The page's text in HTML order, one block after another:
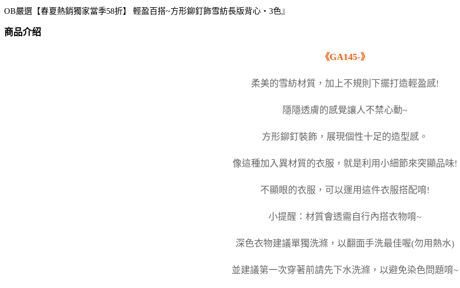
OB嚴選【春夏熱銷獨家當季58折】 輕盈百搭~方形鉚釘飾雪紡長版背心‧3色』
商品介绍
《GA145-》
柔美的雪紡材質，加上不規則下擺打造輕盈感!
隱隱透膚的感覺讓人不禁心動~
方形鉚釘裝飾，展現個性十足的造型感。
像這種加入異材質的衣服，就是利用小細節來突顯品味!
不顯眼的衣服，可以運用這件衣服搭配唷!
小提醒：材質會透需自行內搭衣物唷~
深色衣物建議單獨洗滌，以翻面手洗最佳喔(勿用熱水)
並建議第一次穿著前請先下水洗滌，以避免染色問題唷~